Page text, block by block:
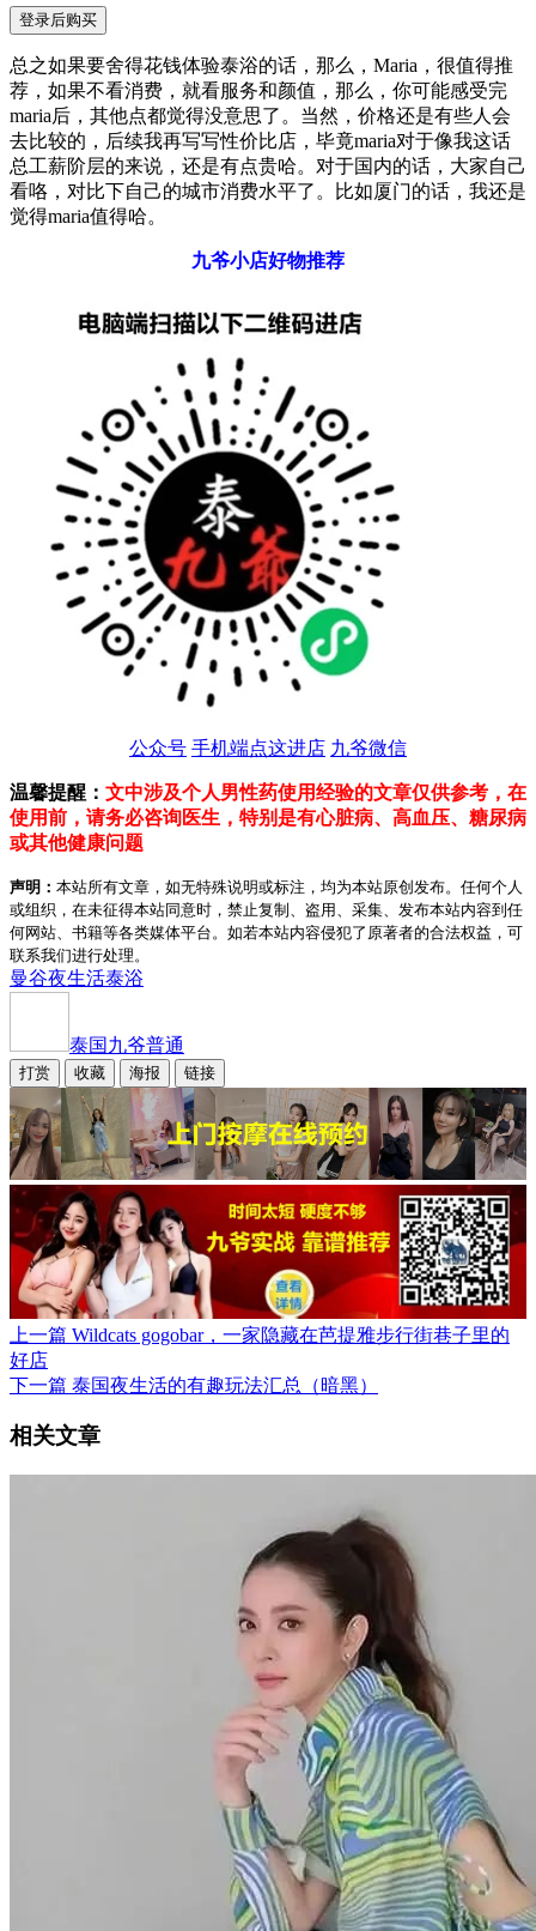
登录后购买
总之如果要舍得花钱体验泰浴的话，那么，Maria，很值得推
荐，如果不看消费，就看服务和颜值，那么，你可能感受完
maria后，其他点都觉得没意思了。当然，价格还是有些人会
去比较的，后续我再写写性价比店，毕竟maria对于像我这话
总工薪阶层的来说，还是有点贵哈。对于国内的话，大家自己
看咯，对比下自己的城市消费水平了。比如厦门的话，我还是
觉得maria值得哈。
九爷小店好物推荐
公众号 手机端点这进店 九爷微信
温馨提醒： 文中涉及个人男性药使用经验的文章仅供参考，在
使用前，请务必咨询医生，特别是有心脏病、高血压、糖尿病
或其他健康问题
声明： 本站所有文章，如无特殊说明或标注，均为本站原创发布。任何个人
或组织，在未征得本站同意时，禁止复制、盗用、采集、发布本站内容到任
何网站、书籍等各类媒体平台。如若本站内容侵犯了原著者的合法权益，可
联系我们进行处理。
曼谷夜生活泰浴
泰国九爷普通
打赏 收藏 海报 链接
上一篇 Wildcats gogobar，一家隐藏在芭提雅步行街巷子里的
好店
下一篇 泰国夜生活的有趣玩法汇总（暗黑）
相关文章